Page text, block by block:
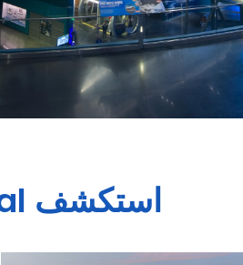
استكشف